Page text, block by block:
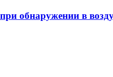
обнаружении в